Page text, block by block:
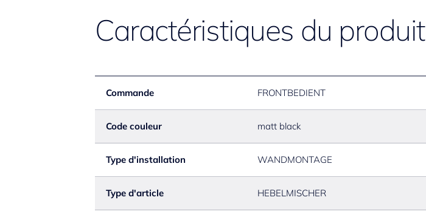
Caractéristiques du produit
Commande FRONTBEDIENT
Code couleur matt black
Type d'installation WANDMONTAGE
Type d'article HEBELMISCHER